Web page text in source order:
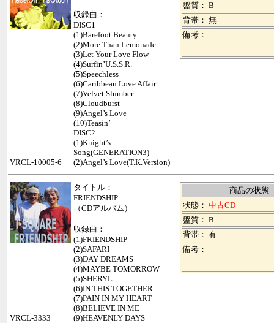
収録曲：
DISC1
(1)Barefoot Beauty
(2)More Than Lemonade
(3)Let Your Love Flow
(4)Surfin’U.S.S.R.
(5)Speechless
(6)Caribbean Love Affair
(7)Velvet Slumber
(8)Cloudburst
(9)Angel’s Love
(10)Teasin’
DISC2
(1)Knight’s
Song(GENERATION3)
(2)Angel’s Love(T.K.Version)
盤質： B
背帯： 無
備考：
VRCL-10005-6
タイトル：
FRIENDSHIP
（CDアルバム）
収録曲：
(1)FRIENDSHIP
(2)SAFARI
(3)DAY DREAMS
(4)MAYBE TOMORROW
(5)SHERYL
(6)IN THIS TOGETHER
(7)PAIN IN MY HEART
(8)BELIEVE IN ME
(9)HEAVENLY DAYS
商品の状態
状態： 中古CD
盤質： B
背帯： 有
備考：
VRCL-3333